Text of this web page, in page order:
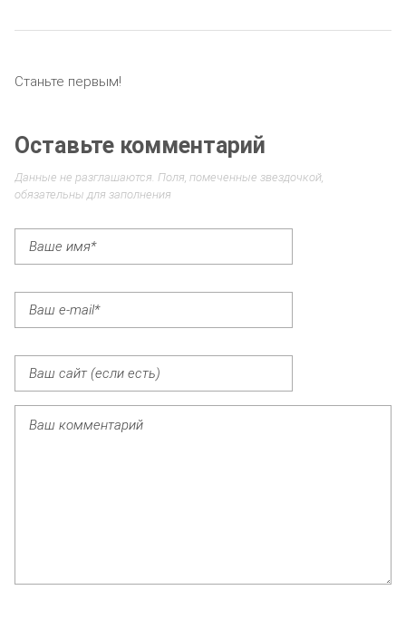
Станьте первым!
Оставьте комментарий
Данные не разглашаются. Поля, помеченные звездочкой,
обязательны для заполнения